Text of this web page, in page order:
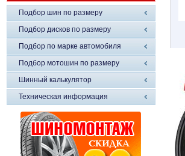
Подбор шин по размеру
Подбор дисков по размеру
Подбор по марке автомобиля
Подбор мотошин по размеру
Шинный калькулятор
Техническая информация